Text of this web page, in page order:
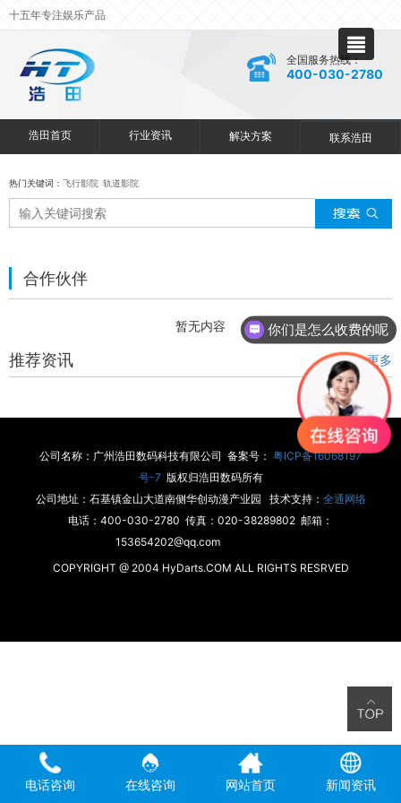
十五年专注娱乐产品
全国服务热线：
400-030-2780
浩田首页 行业资讯 解决方案 联系浩田
热门关键词： 飞行影院 轨道影院
合作伙伴
暂无内容
推荐资讯 + 更多
公司名称：广州浩田数码科技有限公司 备案号： 粤ICP备16068197
号-7 版权归浩田数码所有
公司地址：石基镇金山大道南侧华创动漫产业园 技术支持： 全通网络
电话：400-030-2780 传真：020-38289802 邮箱：
153654202@qq.com
COPYRIGHT @ 2004 HyDarts.COM ALL RIGHTS RESRVED
电话咨询 在线咨询 网站首页 新闻资讯
你们是怎么收费的呢